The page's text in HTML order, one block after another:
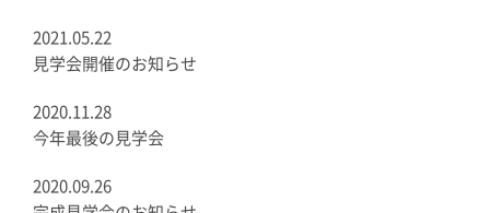
2021.05.22
見学会開催のお知らせ
2020.11.28
今年最後の見学会
2020.09.26